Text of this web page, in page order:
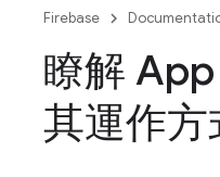
Firebase
瞭解
其運作方